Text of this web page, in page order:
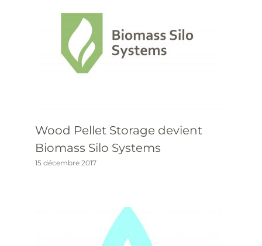
Wood Pellet Storage devient
Biomass Silo Systems
15 décembre 2017